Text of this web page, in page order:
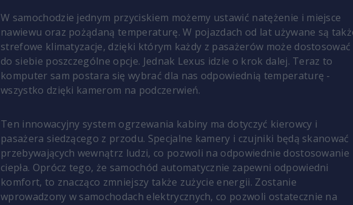
W samochodzie jednym przyciskiem możemy ustawić natężenie i miejsce
nawiewu oraz pożądaną temperaturę. W pojazdach od lat używane są
strefowe klimatyzacje, dzięki którym każdy z pasażerów może dostosować
do siebie poszczególne opcje. Jednak Lexus idzie o krok dalej. Teraz to
komputer sam postara się wybrać dla nas odpowiednią temperaturę -
wszystko dzięki kamerom na podczerwień.
Ten innowacyjny system ogrzewania kabiny ma dotyczyć kierowcy i
pasażera siedzącego z przodu. Specjalne kamery i czujniki będą skanować
przebywających wewnątrz ludzi, co pozwoli na odpowiednie dostosowanie
ciepła. Oprócz tego, że samochód automatycznie zapewni odpowiedni
komfort, to znacząco zmniejszy także zużycie energii. Zostanie
wprowadzony w samochodach elektrycznych, co pozwoli ostatecznie na